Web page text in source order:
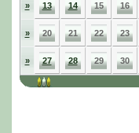
» 13 14 15 16
» 20 21 22 23
» 27 28 29 30